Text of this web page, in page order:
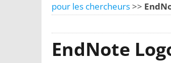
pour les chercheurs>>
EndNote